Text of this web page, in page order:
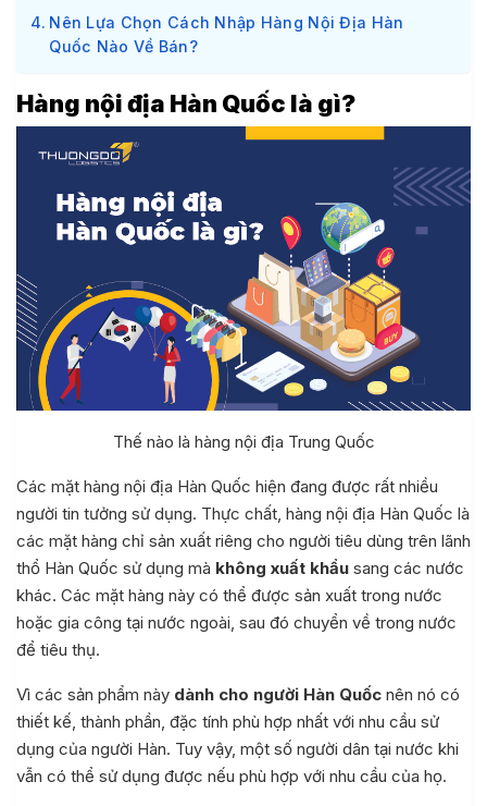
Nên Lựa Chọn Cách Nhập Hàng Nội Địa Hàn
Quốc Nào Về Bán?
Hàng nội địa Hàn Quốc là gì?
Thế nào là hàng nội địa Trung Quốc
Các mặt hàng nội địa Hàn Quốc hiện đang được rất nhiều
người tin tưởng sử dụng. Thực chất, hàng nội địa Hàn Quốc là
các mặt hàng chỉ sản xuất riêng cho người tiêu dùng trên lãnh
thổ Hàn Quốc sử dụng mà không xuất khẩu sang các nước
khác. Các mặt hàng này có thể được sản xuất trong nước
hoặc gia công tại nước ngoài, sau đó chuyển về trong nước
để tiêu thụ.
Vì các sản phẩm này dành cho người Hàn Quốc nên nó có
thiết kế, thành phần, đặc tính phù hợp nhất với nhu cầu sử
dụng của người Hàn. Tuy vậy, một số người dân tại nước khi
vẫn có thể sử dụng được nếu phù hợp với nhu cầu của họ.